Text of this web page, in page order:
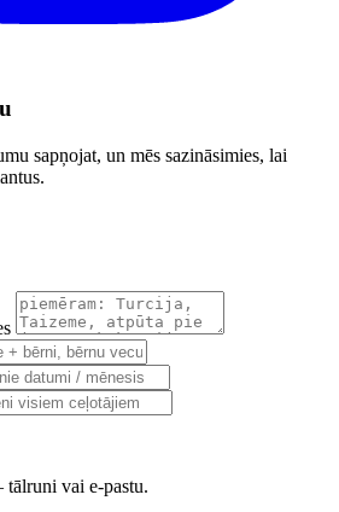
sapņojat, un mēs sazināsimies, lai
vai e-pastu.